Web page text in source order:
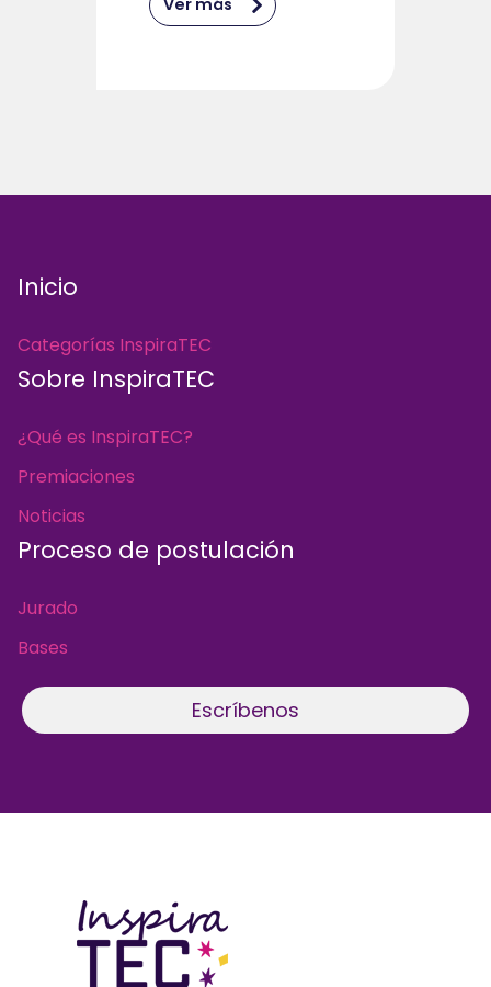
Inicio
Categorías InspiraTEC
Sobre InspiraTEC
¿Qué es InspiraTEC?
Premiaciones
Noticias
Proceso de postulación
Jurado
Bases
Escríbenos